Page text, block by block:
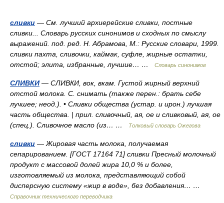
сливки — См. лучший архиерейские сливки, постные
сливки... Словарь русских синонимов и сходных по смыслу
выражений. под. ред. Н. Абрамова, М.: Русские словари, 1999.
сливки пахта, сливочки, каймак, суфле, жирные остатки,
отстой; элита, избранные, лучшие… …
Словарь синонимов
СЛИВКИ— СЛИВКИ, вок, вкам. Густой жирный верхний
отстой молока. С. снимать (также перен.: брать себе
лучшее; неод.). • Сливки общества (устар. и ирон.) лучшая
часть общества. | прил. сливочный, ая, ое и сливковый, ая, ое
(спец.). Сливочное масло (из… …
Толковый словарь Ожегова
сливки — Жировая часть молока, получаемая
сепарированием. [ГОСТ 17164 71] сливки Пресный молочный
продукт с массовой долей жира 10,0 % и более,
изготовляемый из молока, представляющий собой
дисперсную систему «жир в воде», без добавления… …
Справочник технического переводчика